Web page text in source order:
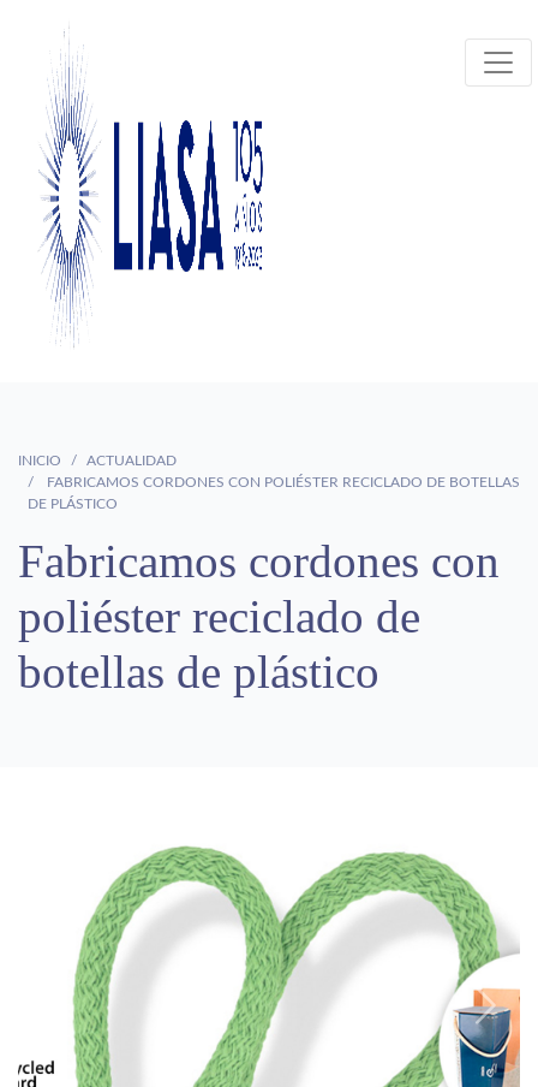
INICIO
ACTUALIDAD
FABRICAMOS CORDONES CON POLIÉSTER RECICLADO DE BOTELLAS
DE PLÁSTICO
Fabricamos cordones con
poliéster reciclado de
botellas de plástico
Previous Next